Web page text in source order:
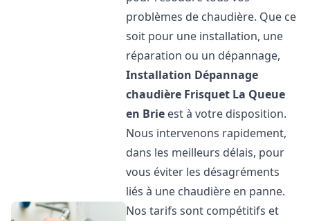
problèmes de chaudière. Que ce
soit pour une installation, une
réparation ou un dépannage,
Installation Dépannage
chaudière Frisquet La Queue
en Brie est à votre disposition.
Nous intervenons rapidement,
dans les meilleurs délais, pour
vous éviter les désagréments
liés à une chaudière en panne.
Nos tarifs sont compétitifs et